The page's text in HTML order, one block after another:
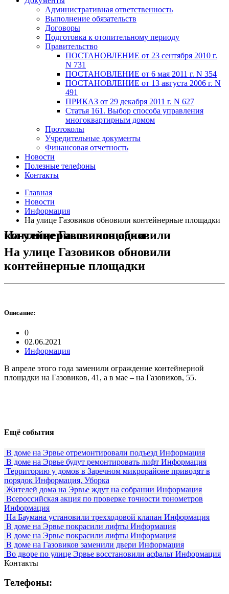
Административная ответственность
Выполнение обязательств
Договоры
Подготовка к отопительному периоду
Правительство
ПОСТАНОВЛЕНИЕ от 23 сентября 2010 г.
N 731
ПОСТАНОВЛЕНИЕ от 6 мая 2011 г. N 354
ПОСТАНОВЛЕНИЕ от 13 августа 2006 г. N
491
ПРИКАЗ от 29 декабря 2011 г. N 627
Статья 161. Выбор способа управления
многоквартирным домом
Протоколы
Учредительные документы
Финансовая отчетность
Новости
Полезные телефоны
Контакты
Главная
Новости
Информация
На улице Газовиков обновили контейнерные площадки
На улице Газовиков обновили контейнерные площадки
На улице Газовиков обновили
контейнерные площадки
Описание:
0
02.06.2021
Информация
В апреле этого года заменили ограждение контейнерной
площадки на Газовиков, 41, а в мае – на Газовиков, 55.
Ещё события
В доме на Эрвье отремонтировали подъезд Информация
В доме на Эрвье будут ремонтировать лифт Информация
Территорию у домов в Заречном микрорайоне приводят в
порядок Информация, Уборка
Жителей дома на Эрвье ждут на собрании Информация
Всероссийская акция по проверке точности тонометров
Информация
На Баумана установили трехходовой клапан Информация
В доме на Эрвье покрасили лифты Информация
В доме на Эрвье покрасили лифты Информация
В доме на Газовиков заменили двери Информация
Во дворе по улице Эрвье восстановили асфальт Информация
Контакты
Телефоны: